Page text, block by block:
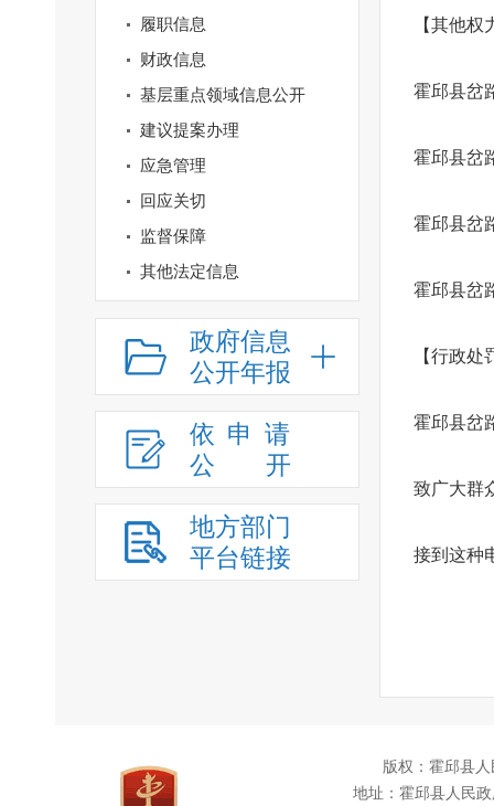
履职信息
财政信息
基层重点领域信息公开
建议提案办理
应急管理
回应关切
监督保障
其他法定信息
政府信息
公开年报
依申请
公
开
地方部门
平台链接
【其他
霍邱县岔
霍邱县岔
霍邱县岔
霍邱县岔
【行政
霍邱县岔
致广大群
接到这种
版权：霍邱县
地址：霍邱县人民